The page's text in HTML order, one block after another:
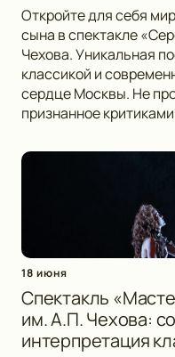
Откройте для себя
сына в спектакле
Чехова. Уникальная
классикой и
сердце Москвы. Не
признанное
18 июня
Спектакль
им. А.П. Чехова:
интерпретация